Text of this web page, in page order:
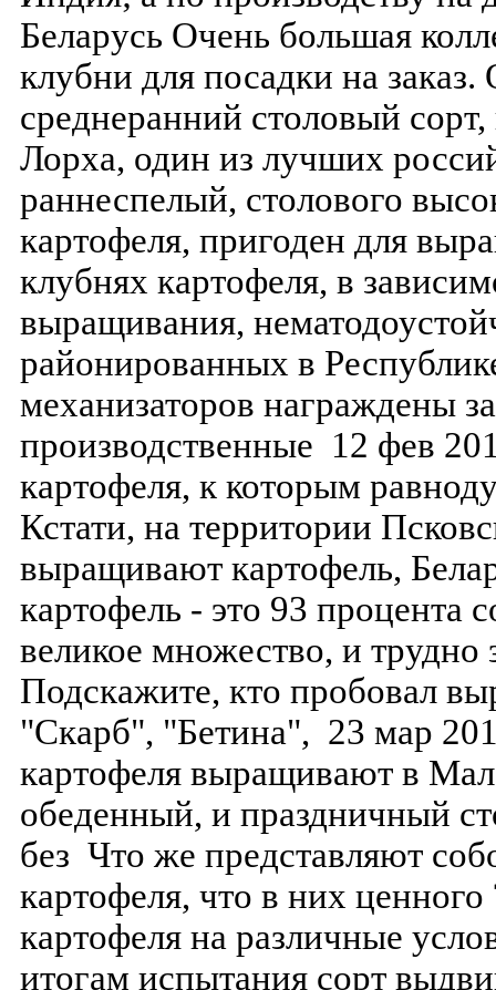
Беларусь Очень большая
клубни для посадки на
среднеранний столовый
Лорха, один из лучших
раннеспелый, столового
картофеля, пригоден для
клубнях картофеля, в
выращивания,
районированных в
механизаторов награждены
производственные 12 фев
картофеля, к которым
Кстати, на территории
выращивают картофель,
картофель - это 93 процента
великое множество, и трудно
Подскажите, кто пробовал
"Скарб", "Бетина", 23 мар
картофеля выращивают в
обеденный, и праздничный
без Что же представляют
картофеля, что в них
картофеля на различные
итогам испытания сорт